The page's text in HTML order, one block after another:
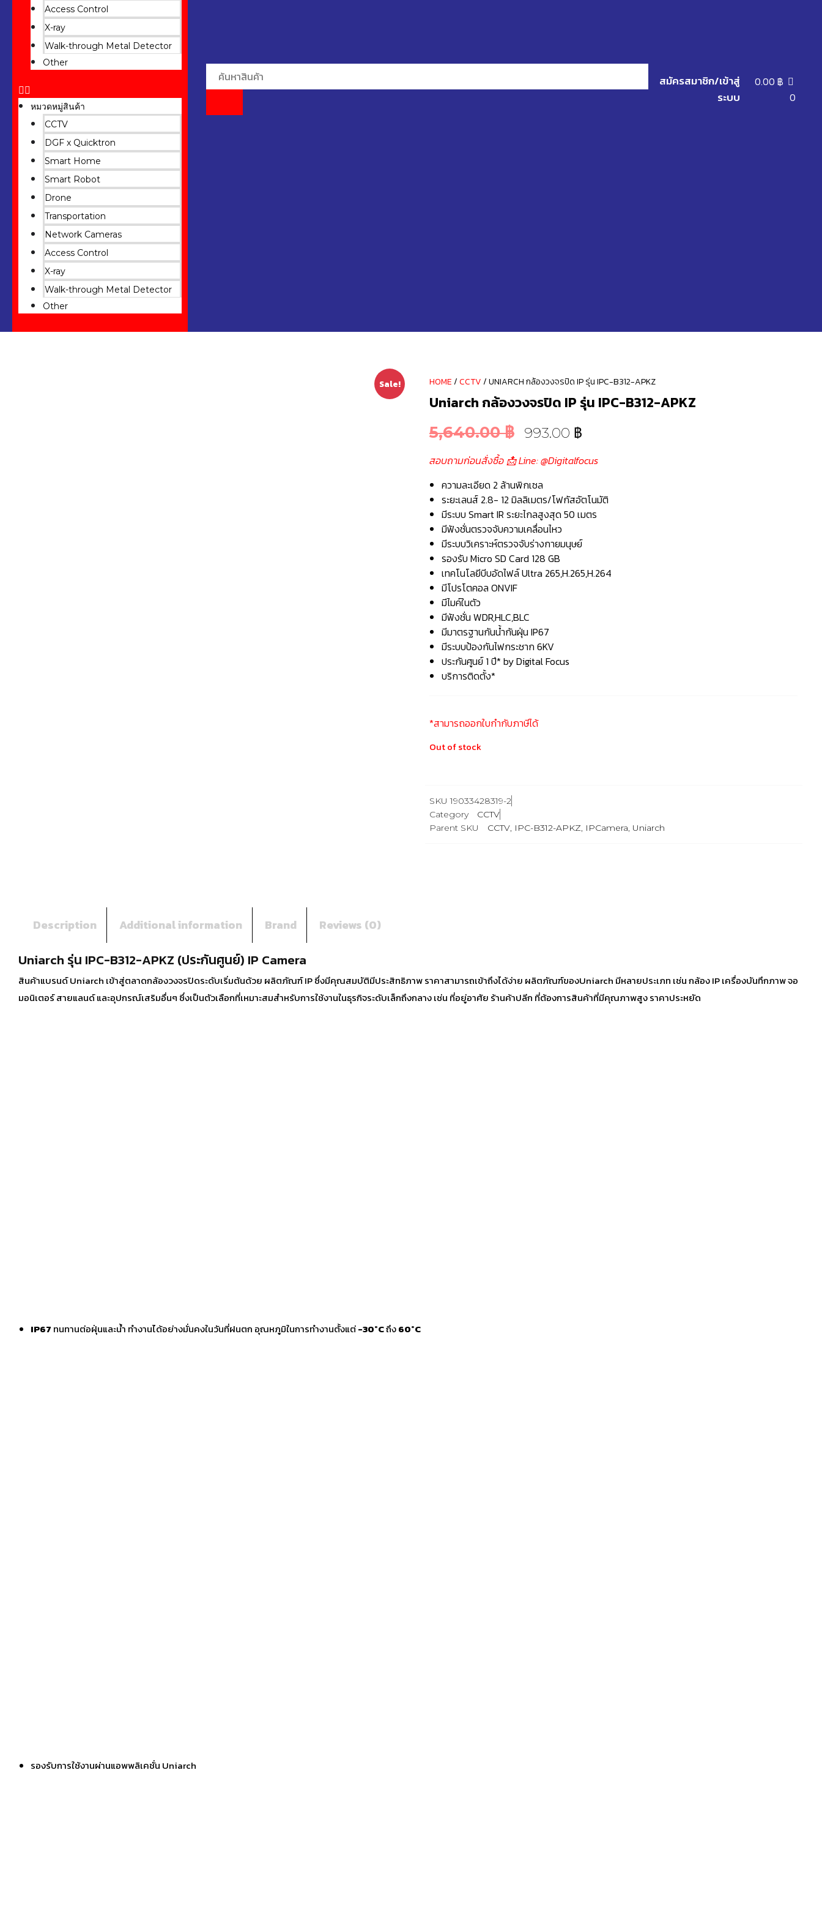
Access Control
X-ray
Walk-through Metal Detector
Other
หมวดหมู่สินค้า
CCTV
DGF x Quicktron
Smart Home
Smart Robot
Drone
Transportation
Network Cameras
Access Control
X-ray
Walk-through Metal Detector
Other
สมัครสมาชิก/เข้าสู่
ระบบ
0.00 ฿
0
Sale! HOME/CCTV/ UNIARCH กล้องวงจรปิด IP รุ่น IPC-B312-APKZ
Uniarch กล้องวงจรปิด IP รุ่น IPC-B312-APKZ
5,640.00฿ 993.00 ฿
สอบถามก่อนสั่งซื้อ 📩 Line: @Digitalfocus
ความละเอียด 2 ล้านพิกเซล
ระยะเลนส์ 2.8- 12 มิลลิเมตร/โฟกัสอัตโนมัติ
มีระบบ Smart IR ระยะไกลสูงสุด 50 เมตร
มีฟังชั่นตรวจจับความเคลื่อนไหว
มีระบบวิเคราะห์ตรวจจับร่างกายมนุษย์
รองรับ Micro SD Card 128 GB
เทคโนโลยีบีบอัดไฟล์ Ultra 265,H.265,H.264
มีโปรโตคอล ONVIF
มีไมค์ในตัว
มีฟังชั่น WDR,HLC,BLC
มีมาตรฐานกันน้ำกันฝุ่น IP67
มีระบบป้องกันไฟกระชาก 6KV
ประกันศูนย์ 1 ปี* by Digital Focus
บริการติดตั้ง*
*สามารถออกใบกำกับภาษีได้
Out of stock
SKU19033428319-2
Category
CCTV
Parent SKU
CCTV, IPC-B312-APKZ, IPCamera, Uniarch
Description Additional information Brand Reviews (0)
Uniarch รุ่น IPC-B312-APKZ (ประกันศูนย์) IP Camera
สินค้าแบรนด์ Uniarch เข้าสู่ตลาดกล้องวงจรปิดระดับเริ่มต้นด้วย ผลิตภัณฑ์ IP ซึ่งมีคุณสมบัติมีประสิทธิภาพ ราคาสามารถเข้าถึงได้ง่าย ผลิตภัณฑ์ของUniarch มีหลายประเภท เช่น กล้อง IP เครื่องบันทึกภาพ จอ
มอนิเตอร์ สายแลนด์ และอุปกรณ์เสริมอื่นๆ ซึ่งเป็นตัวเลือกที่เหมาะสมสำหรับการใช้งานในธุรกิจระดับเล็กถึงกลาง เช่น ที่อยู่อาศัย ร้านค้าปลีก ที่ต้องการสินค้าที่มีคุณภาพสูง ราคาประหยัด
IP67 ทนทานต่อฝุ่นและน้ำ ทำงานได้อย่างมั่นคงในวันที่ฝนตก อุณหภูมิในการทำงานตั้งแต่-30°Cถึง60°C
รองรับการใช้งานผ่านแอพพลิเคชั่น Uniarch